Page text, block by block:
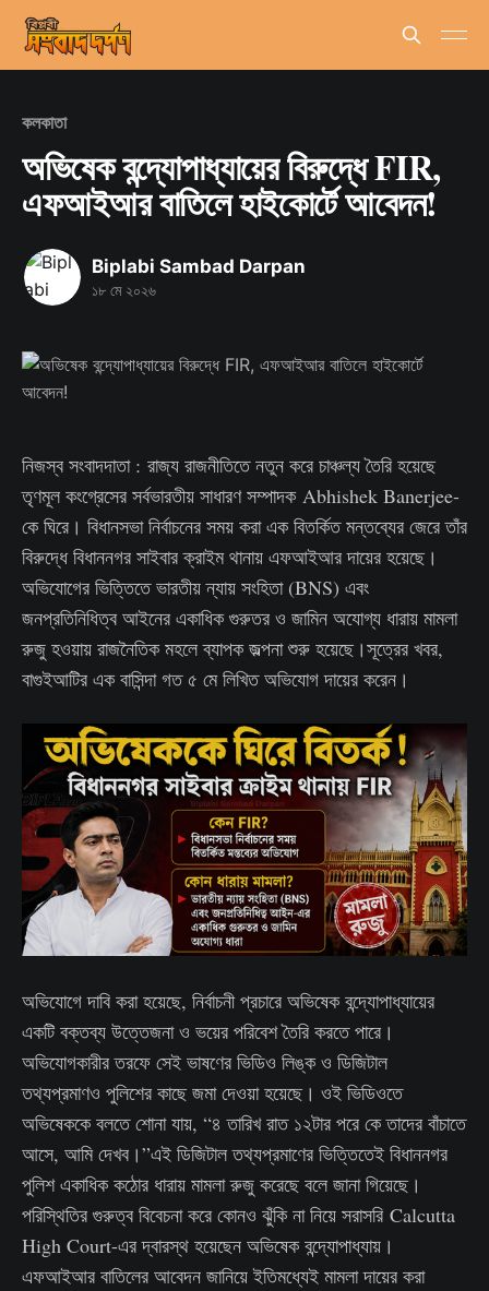
কলকাতা
অভিষেক বন্দ্যোপাধ্যায়ের বিরুদ্ধে FIR,
এফআইআর বাতিলে হাইকোর্টে আবেদন!
Biplabi Sambad Darpan
১৮ মে ২০২৬
নিজস্ব সংবাদদাতা : রাজ্য রাজনীতিতে নতুন করে চাঞ্চল্য তৈরি হয়েছে
তৃণমূল কংগ্রেসের সর্বভারতীয় সাধারণ সম্পাদক Abhishek Banerjee-
কে ঘিরে। বিধানসভা নির্বাচনের সময় করা এক বিতর্কিত মন্তব্যের জেরে তাঁর
বিরুদ্ধে বিধাননগর সাইবার ক্রাইম থানায় এফআইআর দায়ের হয়েছে।
অভিযোগের ভিত্তিতে ভারতীয় ন্যায় সংহিতা (BNS) এবং
জনপ্রতিনিধিত্ব আইনের একাধিক গুরুতর ও জামিন অযোগ্য ধারায় মামলা
রুজু হওয়ায় রাজনৈতিক মহলে ব্যাপক জল্পনা শুরু হয়েছে।সূত্রের খবর,
বাগুইআটির এক বাসিন্দা গত ৫ মে লিখিত অভিযোগ দায়ের করেন।
অভিযোগে দাবি করা হয়েছে, নির্বাচনী প্রচারে অভিষেক বন্দ্যোপাধ্যায়ের
একটি বক্তব্য উত্তেজনা ও ভয়ের পরিবেশ তৈরি করতে পারে।
অভিযোগকারীর তরফে সেই ভাষণের ভিডিও লিঙ্ক ও ডিজিটাল
তথ্যপ্রমাণও পুলিশের কাছে জমা দেওয়া হয়েছে। ওই ভিডিওতে
অভিষেককে বলতে শোনা যায়, “৪ তারিখ রাত ১২টার পরে কে তাদের বাঁচাতে
আসে, আমি দেখব।”এই ডিজিটাল তথ্যপ্রমাণের ভিত্তিতেই বিধাননগর
পুলিশ একাধিক কঠোর ধারায় মামলা রুজু করেছে বলে জানা গিয়েছে।
পরিস্থিতির গুরুত্ব বিবেচনা করে কোনও ঝুঁকি না নিয়ে সরাসরি Calcutta
High Court-এর দ্বারস্থ হয়েছেন অভিষেক বন্দ্যোপাধ্যায়।
এফআইআর বাতিলের আবেদন জানিয়ে ইতিমধ্যেই মামলা দায়ের করা